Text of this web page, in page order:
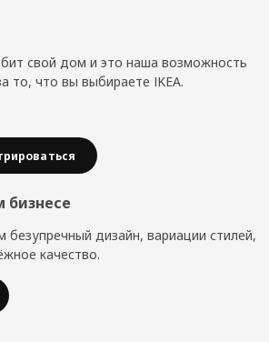
свой дом и это наша возможность
то, что вы выбираете IKEA.
бизнесе
безупречный дизайн, вариации стилей,
качество.